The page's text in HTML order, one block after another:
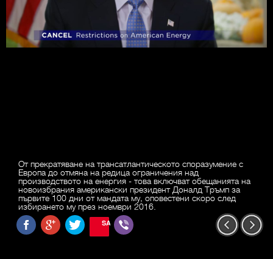
От прекратяване на трансатлантическото споразумение с
Европа до отмяна на редица ограничения над
производството на енергия - това включват обещанията на
новоизбрания американски президент Доналд Тръмп за
първите 100 дни от мандата му, оповестени скоро след
избирането му през ноември 2016.
SAVE